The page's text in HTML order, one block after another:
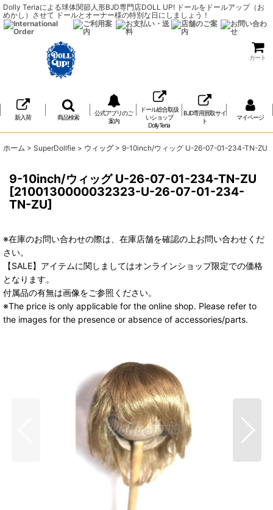
Dolly Teriaによる球体関節人形BJD専門店DOLL UP! ドールをドールアップ（お
めかし）させて ドールとオーナー様の特別な日にしましょう！
カート
新入荷 商品検索
公式アプリのご
案内
ドール総合取扱
いショップ
DollyTeria
BJD専用買取サイ
ト
マイページ
ホーム > SuperDollfie > ウィッグ > 9-10inch/ウィッグ U-26-07-01-234-TN-ZU
9-10inch/ウィッグ U-26-07-01-234-TN-ZU
[2100130000032323-U-26-07-01-234-
TN-ZU]
※在庫のお問い合わせの際は、在庫店舗を確認の上お問い合わせくだ
さい。
【SALE】アイテムに関しましてはオンラインショップ限定での価格
となります。
付属品の有無は画像をご参照ください。
※The price is only applicable for the online shop. Please refer to
the images for the presence or absence of accessories/parts.